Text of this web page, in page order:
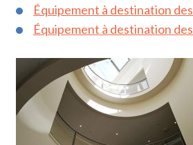
Équipement à destination
Équipement à destination